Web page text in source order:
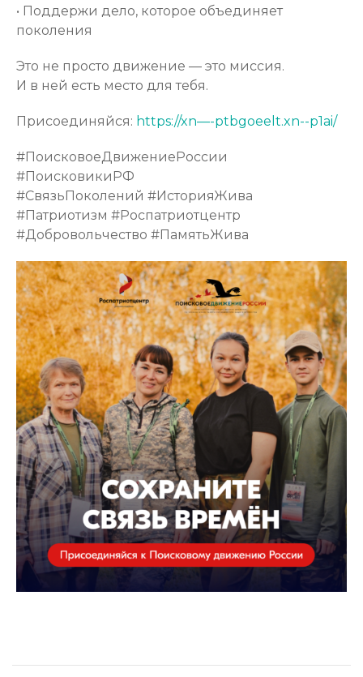
• Поддержи дело, которое объединяет
поколения
Это не просто движение — это миссия.
И в ней есть место для тебя.
Присоединяйся: https://xn—-ptbgoeelt.xn--p1ai/
#ПоисковоеДвижениеРоссии
#ПоисковикиРФ
#СвязьПоколений #ИсторияЖива
#Патриотизм #Роспатриотцентр
#Добровольчество #ПамятьЖива